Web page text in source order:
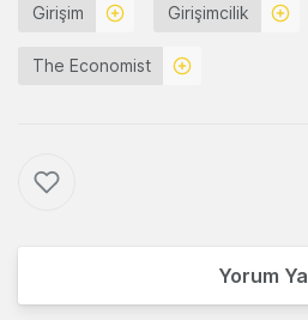
Girişim Girişimcilik
The Economist
Yorum